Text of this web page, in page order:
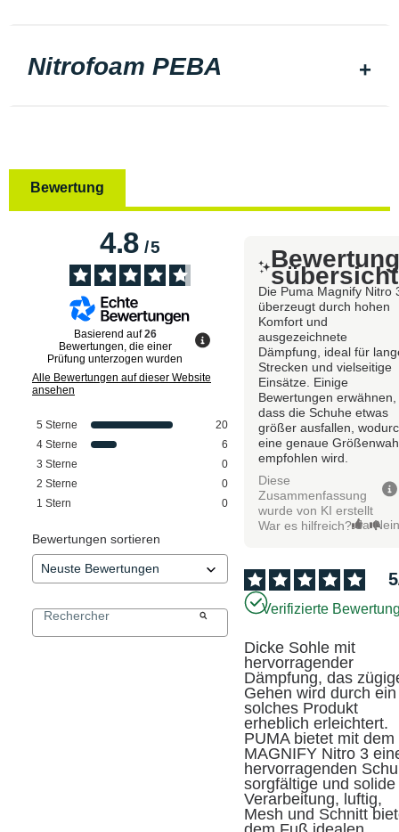
Nitrofoam PEBA
Bewertung
4.8/5
Basierend auf26
Bewertungen, die einer
Prüfung unterzogen wurden
Alle Bewertungen auf dieser Website
ansehen
5 Sterne
20
4 Sterne
6
3 Sterne
0
2 Sterne
0
1 Stern 0
Bewertungen sortieren
sübersicht
Die Puma Magnify Nitro
überzeugt durch hohen
Komfort und
ausgezeichnete
Dämpfung, ideal für
Strecken und vielseitige
Einsätze. Einige
Bewertungen erwähnen,
dass die Schuhe etwas
größer ausfallen,
eine genaue
empfohlen wird.
Diese
Zusammenfassung
wurde von KI erstellt
War es hilfreich? Ja
5
Verifizierte
Dicke Sohle mit
hervorragender
Dämpfung, das
Gehen wird durch ein
solches Produkt
erheblich erleichtert.
PUMA bietet mit dem
MAGNIFY Nitro 3
hervorragenden
sorgfältige und solide
Verarbeitung, luftig,
Mesh und Schnitt